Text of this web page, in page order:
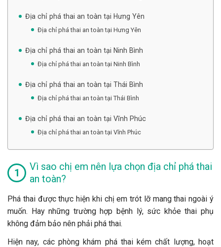
Địa chỉ phá thai an toàn tại Hưng Yên
Địa chỉ phá thai an toàn tại Hưng Yên
Địa chỉ phá thai an toàn tại Ninh Bình
Địa chỉ phá thai an toàn tại Ninh Bình
Địa chỉ phá thai an toàn tại Thái Bình
Địa chỉ phá thai an toàn tại Thái Bình
Địa chỉ phá thai an toàn tại Vĩnh Phúc
Địa chỉ phá thai an toàn tại Vĩnh Phúc
Vì sao chị em nên lựa chọn địa chỉ phá thai
an toàn?
Phá thai được thực hiện khi chị em trót lỡ mang thai ngoài ý
muốn. Hay những trường hợp bệnh lý, sức khỏe thai phụ
không đảm bảo nên phải phá thai.
Hiện nay, các phòng khám phá thai kém chất lượng, hoạt